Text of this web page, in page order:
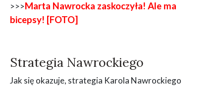
>>>Marta Nawrocka zaskoczyła! Ale ma
bicepsy! [FOTO]
Strategia Nawrockiego
Jak się okazuje, strategia Karola Nawrockiego